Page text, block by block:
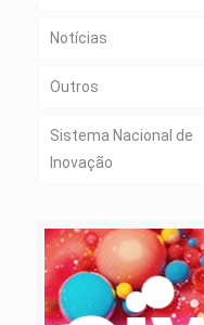
Notícias
Outros
Sistema Nacional de
Inovação